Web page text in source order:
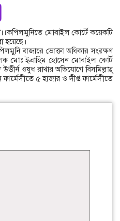
কপিলমুনিতে মোবাইল কোর্টে কয়েকটি
হয়েছে।
বাজারে ভোক্তা অধিকার সংরক্ষণ
মোঃ ইব্রাহিম হোসেন মোবাইল কোর্ট
ওষুধ রাখার অভিযোগে বিসমিল্লাহ্
৫ হাজার ও দীপ্ত ফার্মেসীতে